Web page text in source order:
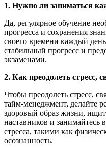
1. Нужно ли заниматься
Да, регулярное обучение
прогресса и сохранения
своего времени каждый
стабильный прогресс и
экзаменами.
2. Как преодолеть стресс,
Чтобы преодолеть стресс,
тайм-менеджмент, делайте
здоровый образ жизни,
наставников и занимайтесь
стресса, такими как
осознанность.